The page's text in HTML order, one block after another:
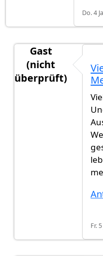
Do. 4
Gast
(nicht
überprüft)
Fr.